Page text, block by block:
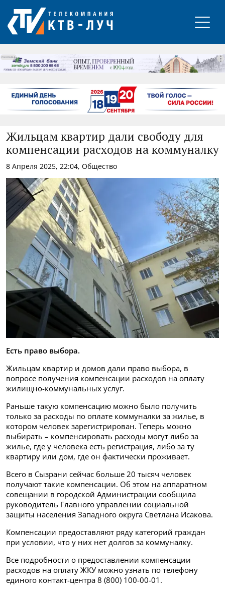
РЕКЛАМА
Жильцам квартир дали свободу для
компенсации расходов на коммуналку
8 Апреля 2025, 22:04, Общество
Есть право выбора.
Жильцам квартир и домов дали право выбора, в
вопросе получения компенсации расходов на оплату
жилищно-коммунальных услуг.
Раньше такую компенсацию можно было получить
только за расходы по оплате коммуналки за жилье, в
котором человек зарегистрирован. Теперь можно
выбирать – компенсировать расходы могут либо за
жилье, где у человека есть регистрация, либо за ту
квартиру или дом, где он фактически проживает.
Всего в Сызрани сейчас больше 20 тысяч человек
получают такие компенсации. Об этом на аппаратном
совещании в городской Администрации сообщила
руководитель Главного управлении социальной
защиты населения Западного округа Светлана Исакова.
Компенсации предоставляют ряду категорий граждан
при условии, что у них нет долгов за коммуналку.
Все подробности о предоставлении компенсации
расходов на оплату ЖКУ можно узнать по телефону
единого контакт-центра 8 (800) 100-00-01.